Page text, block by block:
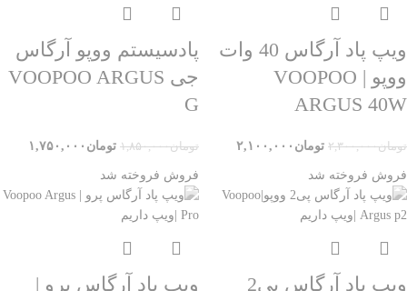
ویپ پاد آرگاس 40 وات
ووپو | VOOPOO
ARGUS 40W
تومان۲,۳۰۰,۰۰۰ تومان ۲,۱۰۰,۰۰۰
پادسیستم ووپو آرگاس
جی VOOPOO ARGUS
G
تومان۱,۸۵۰,۰۰۰ تومان ۱,۷۵۰,۰۰۰
فروش فروخته شد
ویپ پاد آرگاس پی2
فروش فروخته شد
ویپ پاد آرگاس پرو |